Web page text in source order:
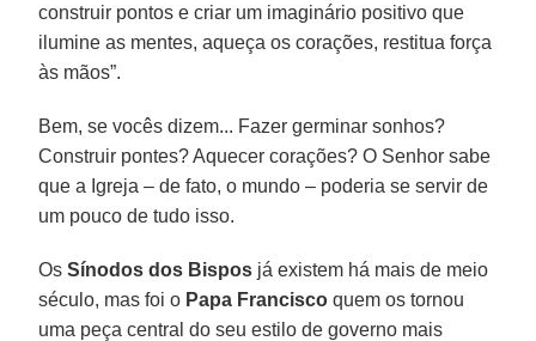
construir pontos e criar um imaginário positivo que
ilumine as mentes, aqueça os corações, restitua força
às mãos”.
Bem, se vocês dizem... Fazer germinar sonhos?
Construir pontes? Aquecer corações? O Senhor sabe
que a Igreja – de fato, o mundo – poderia se servir de
um pouco de tudo isso.
OsSínodos dos Bispos já existem há mais de meio
século, mas foi o Papa Francisco quem os tornou
uma peça central do seu estilo de governo mais